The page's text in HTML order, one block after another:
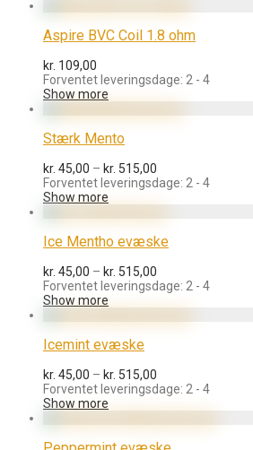
Aspire BVC Coil 1.8 ohm
kr. 109,00
Forventet leveringsdage: 2 - 4
Show more
Stærk Mento
kr. 45,00 – kr. 515,00
kr. 45,00
Forventet leveringsdage: 2 - 4
Show more
Ice Mentho evæske
kr. 45,00 – kr. 515,00
kr. 45,00
Forventet leveringsdage: 2 - 4
Show more
Icemint evæske
kr. 45,00 – kr. 515,00
kr. 45,00
Forventet leveringsdage: 2 - 4
Show more